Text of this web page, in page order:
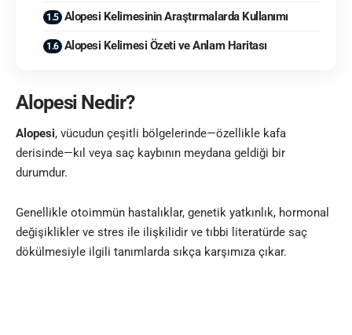
Alopesi Kelimesinin Araştırmalarda Kullanımı
Alopesi Kelimesi Özeti ve Anlam Haritası
Alopesi Nedir?
Alopesi, vücudun çeşitli bölgelerinde—özellikle kafa
derisinde—kıl veya saç kaybının meydana geldiği bir
durumdur.
Genellikle otoimmün hastalıklar, genetik yatkınlık, hormonal
değişiklikler ve stres ile ilişkilidir ve tıbbi literatürde saç
dökülmesiyle ilgili tanımlarda sıkça karşımıza çıkar.